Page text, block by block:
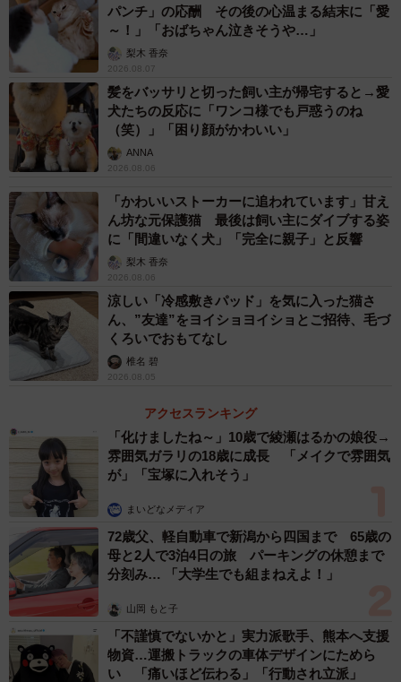
パンチ」の応酬 その後の心温まる結末に「愛
～！」「おばちゃん泣きそうや…」
梨木 香奈
2026.08.07
髪をバッサリと切った飼い主が帰宅すると→愛
犬たちの反応に「ワンコ様でも戸惑うのね
（笑）」「困り顔がかわいい」
ANNA
2026.08.06
「かわいいストーカーに追われています」甘え
ん坊な元保護猫 最後は飼い主にダイブする姿
に「間違いなく犬」「完全に親子」と反響
梨木 香奈
2026.08.06
涼しい「冷感敷きパッド」を気に入った猫さ
ん、”友達”をヨイショヨイショとご招待、毛づ
くろいでおもてなし
椎名 碧
2026.08.05
アクセスランキング
「化けましたね～」10歳で綾瀬はるかの娘役→
雰囲気ガラリの18歳に成長 「メイクで雰囲気
が」「宝塚に入れそう」
まいどなメディア
72歳父、軽自動車で新潟から四国まで 65歳の
母と2人で3泊4日の旅 パーキングの休憩まで
分刻み… 「大学生でも組まねえよ！」
山岡 もと子
「不謹慎でないかと」実力派歌手、熊本へ支援
物資…運搬トラックの車体デザインにためら
い 「痛いほど伝わる」「行動され立派」